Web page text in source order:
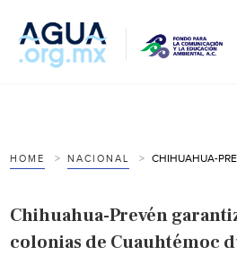
HOME NACIONAL
Chihuahua-Prevén
colonias de Cuauhtémoc